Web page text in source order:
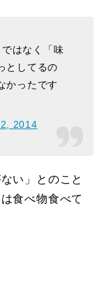
はなく「味
としてるの
かったです
2014
い」とのこと
食べ物食べて